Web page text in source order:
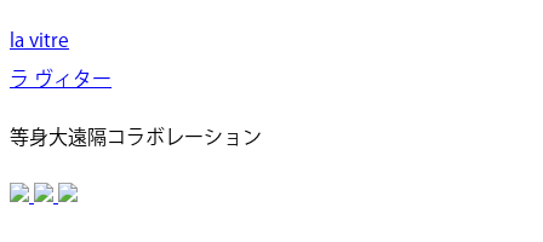
la vitre
ラ ヴィター
等身大遠隔コラボレーション